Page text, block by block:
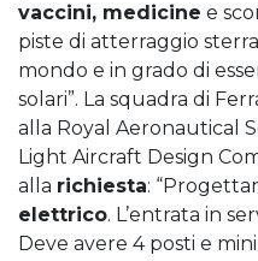
vaccini, medicine e
piste di atterraggio
mondo e in grado di
solari”. La squadra di
alla Royal Aeronautical
Light Aircraft Design
alla richiesta:
elettrico. L’entrata in
Deve avere 4 posti e